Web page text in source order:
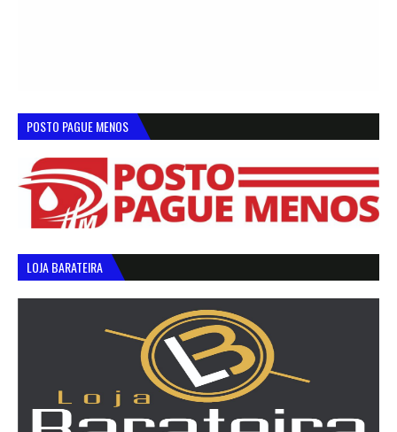
POSTO PAGUE MENOS
LOJA BARATEIRA